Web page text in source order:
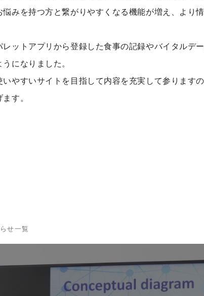
悩みを持つ方と繋がりやすくなる機能が増え、より
レットアプリから登録した食事の記録やバイタルデ
になりました。
いやすいサイトを目指して内容を充実して参ります
す。
せ一覧